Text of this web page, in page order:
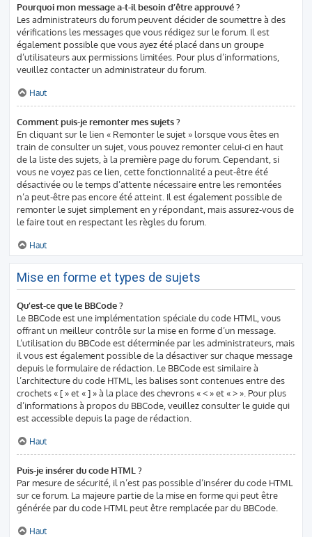
Pourquoi mon message a-t-il besoin d’être approuvé ?
Les administrateurs du forum peuvent décider de soumettre à des
vérifications les messages que vous rédigez sur le forum. Il est
également possible que vous ayez été placé dans un groupe
d’utilisateurs aux permissions limitées. Pour plus d’informations,
veuillez contacter un administrateur du forum.
Haut
Comment puis-je remonter mes sujets ?
En cliquant sur le lien « Remonter le sujet » lorsque vous êtes en
train de consulter un sujet, vous pouvez remonter celui-ci en haut
de la liste des sujets, à la première page du forum. Cependant, si
vous ne voyez pas ce lien, cette fonctionnalité a peut-être été
désactivée ou le temps d’attente nécessaire entre les remontées
n’a peut-être pas encore été atteint. Il est également possible de
remonter le sujet simplement en y répondant, mais assurez-vous de
le faire tout en respectant les règles du forum.
Haut
Mise en forme et types de sujets
Qu’est-ce que le BBCode ?
Le BBCode est une implémentation spéciale du code HTML, vous
offrant un meilleur contrôle sur la mise en forme d’un message.
L’utilisation du BBCode est déterminée par les administrateurs, mais
il vous est également possible de la désactiver sur chaque message
depuis le formulaire de rédaction. Le BBCode est similaire à
l’architecture du code HTML, les balises sont contenues entre des
crochets « [ » et « ] » à la place des chevrons « < » et « > ». Pour plus
d’informations à propos du BBCode, veuillez consulter le guide qui
est accessible depuis la page de rédaction.
Haut
Puis-je insérer du code HTML ?
Par mesure de sécurité, il n’est pas possible d’insérer du code HTML
sur ce forum. La majeure partie de la mise en forme qui peut être
générée par du code HTML peut être remplacée par du BBCode.
Haut